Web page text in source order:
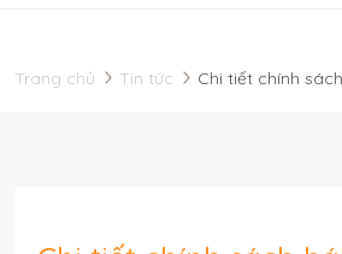
Trang chủ Tin tức Chi tiết chính